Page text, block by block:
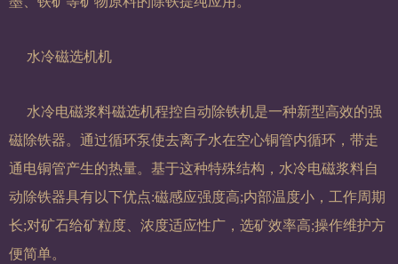
水冷磁选机机
水冷电磁浆料磁选机程控自动除铁机是一种新型高效的强
磁除铁器。通过循环泵使去离子水在空心铜管内循环，带走
通电铜管产生的热量。基于这种特殊结构，水冷电磁浆料自
动除铁器具有以下优点:磁感应强度高;内部温度小，工作周期
长;对矿石给矿粒度、浓度适应性广，选矿效率高;操作维护方
便简单。